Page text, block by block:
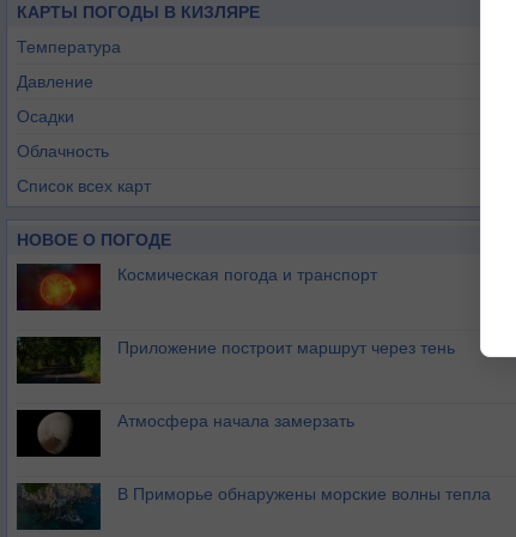
КАРТЫ ПОГОДЫ В КИЗЛЯРЕ
Температура
Давление
Осадки
Облачность
Список всех карт
НОВОЕ О ПОГОДЕ
Космическая погода и транспорт
Приложение построит маршрут через тень
Атмосфера начала замерзать
В Приморье обнаружены морские волны тепла